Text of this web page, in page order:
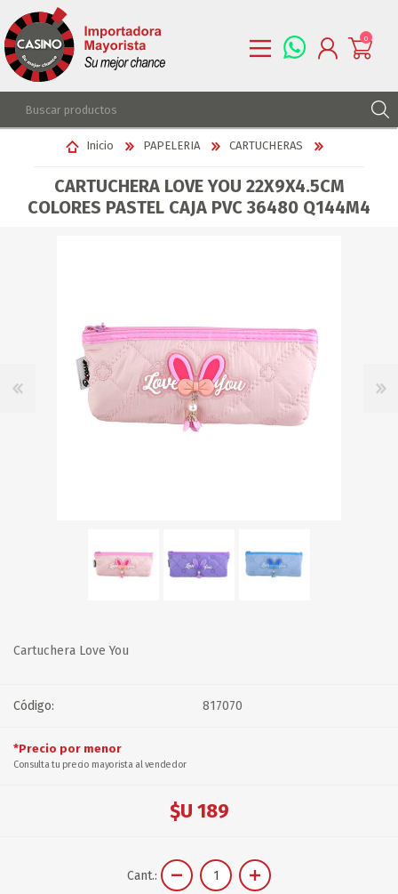
REGISTRARSE
LISTA DE DESEOS
0
Inicio PAPELERIA CARTUCHERAS
CARTUCHERA LOVE YOU 22X9X4.5CM
COLORES PASTEL CAJA PVC 36480 Q144M4
Cartuchera Love You
Código: 817070
*Precio por menor
Consulta tu precio mayorista al vendedor
$U 189
Cant.: